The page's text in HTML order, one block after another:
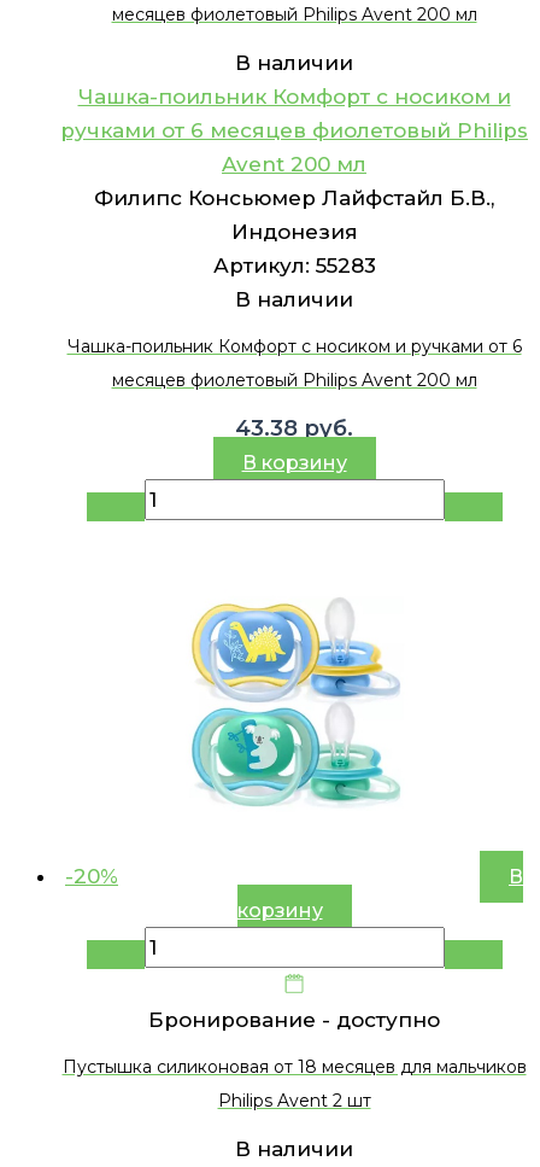
месяцев фиолетовый Philips Avent 200 мл
В наличии
Чашка-поильник Комфорт c носиком и
ручками от 6 месяцев фиолетовый Philips
Avent 200 мл
Филипс Консьюмер Лайфстайл Б.В.,
Индонезия
Артикул: 55283
В наличии
Чашка-поильник Комфорт c носиком и ручками от 6
месяцев фиолетовый Philips Avent 200 мл
43.38 руб.
В корзину
-20%
В
корзину
Бронирование - доступно
Пустышка силиконовая от 18 месяцев для мальчиков
Philips Avent 2 шт
В наличии